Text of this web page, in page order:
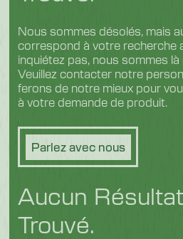
Nous sommes désolés, mais
correspond à votre recherche
inquiétez pas, nous sommes
Veuillez contacter notre
ferons de notre mieux pour
à votre demande de produit.
Parlez avec nous
Aucun
Trouvé.